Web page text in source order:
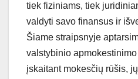
tiek fiziniams, tiek
valdyti savo finansus ir
Šiame straipsnyje
valstybinio
įskaitant mokesčių rūšis,